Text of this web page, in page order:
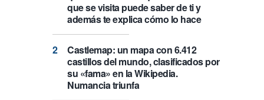
que se visita puede saber de ti y
además te explica cómo lo hace
Castlemap: un mapa con 6.412
castillos del mundo, clasificados por
su «fama» en la Wikipedia.
Numancia triunfa